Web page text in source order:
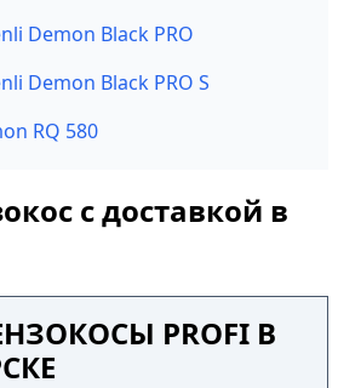
Demon Black PRO
Demon Black PRO S
RQ 580
с доставкой в
PROFI В